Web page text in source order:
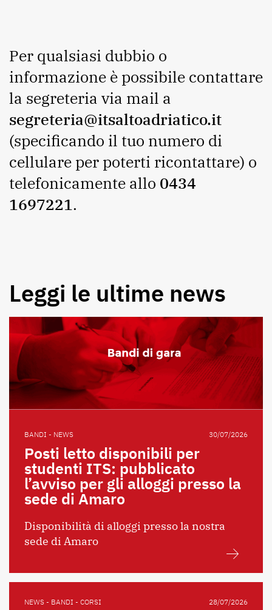
Per qualsiasi dubbio o
informazione è possibile contattare
la segreteria via mail a
segreteria@itsaltoadriatico.it
(specificando il tuo numero di
cellulare per poterti ricontattare) o
telefonicamente allo 0434
1697221.
Leggi le ultime news
BANDI - NEWS 30/07/2026
Posti letto disponibili per
studenti ITS: pubblicato
l’avviso per gli alloggi presso la
sede di Amaro
Disponibilità di alloggi presso la nostra
sede di Amaro
NEWS - BANDI - CORSI 28/07/2026